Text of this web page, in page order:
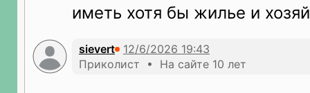
иметь хотя бы жилье и
sievert
Приколист • На сайте 10 лет